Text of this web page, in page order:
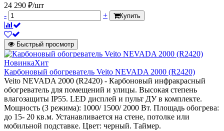
24 290 ₽/шт
-
+ Купить
Быстрый просмотр
НовинкаХит
Карбоновый обогреватель Veito NEVADA 2000 (R2420)
Veito NEVADA 2000 (R2420) - Карбоновый инфракрасный
обогреватель для помещений и улицы. Высокая степень
влагозащиты IP55. LED дисплей и пульт ДУ в комплекте.
Мощность (3 режима): 1000/ 1500/ 2000 Вт. Площадь обогрева:
до 15- 20 кв.м. Устанавливается на стене, потолке или
мобильной подставке. Цвет: черный. Таймер.